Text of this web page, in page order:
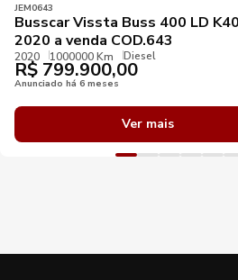
JEM0643
Busscar Vissta Buss 400 LD
2020 a venda COD.643
2020 1000000 Km Diesel
R$ 799.900,00
Anunciado há 6 meses
Ver mais